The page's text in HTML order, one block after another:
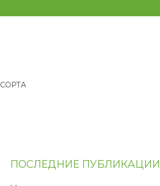
СОРТА
ПОСЛЕДНИЕ ПУБЛИКАЦИИ